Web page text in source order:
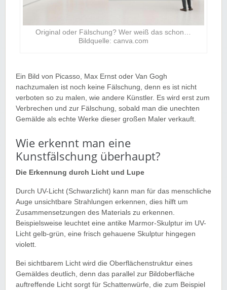
Original oder Fälschung? Wer weiß das schon…
Bildquelle: canva.com
Ein Bild von Picasso, Max Ernst oder Van Gogh
nachzumalen ist noch keine Fälschung, denn es ist nicht
verboten so zu malen, wie andere Künstler. Es wird erst zum
Verbrechen und zur Fälschung, sobald man die unechten
Gemälde als echte Werke dieser großen Maler verkauft.
Wie erkennt man eine
Kunstfälschung überhaupt?
Die Erkennung durch Licht und Lupe
Durch UV-Licht (Schwarzlicht) kann man für das menschliche
Auge unsichtbare Strahlungen erkennen, dies hilft um
Zusammensetzungen des Materials zu erkennen.
Beispielsweise leuchtet eine antike Marmor-Skulptur im UV-
Licht gelb-grün, eine frisch gehauene Skulptur hingegen
violett.
Bei sichtbarem Licht wird die Oberflächenstruktur eines
Gemäldes deutlich, denn das parallel zur Bildoberfläche
auftreffende Licht sorgt für Schattenwürfe, die zum Beispiel